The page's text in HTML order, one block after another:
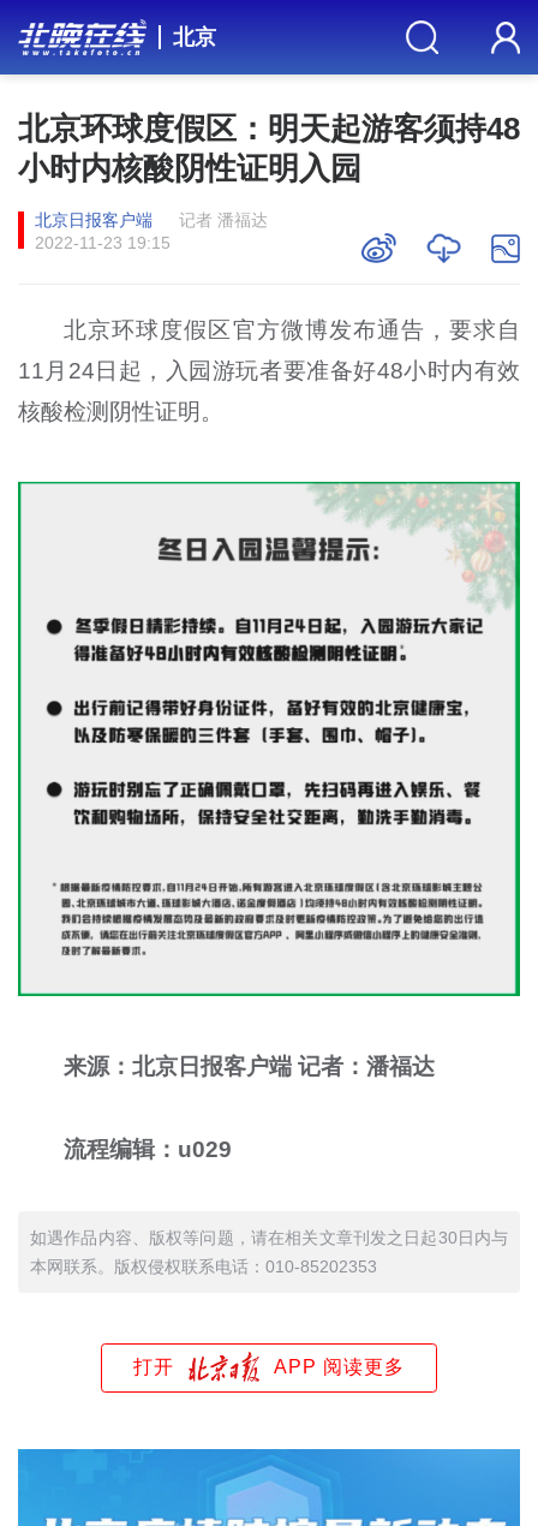
北京
北京环球度假区：明天起游客须持48
小时内核酸阴性证明入园
北京日报客户端
记者 潘福达
2022-11-23 19:15
北京环球度假区官方微博发布通告，要求自
11月24日起，入园游玩者要准备好48小时内有效
核酸检测阴性证明。
来源：北京日报客户端 记者：潘福达
流程编辑：u029
如遇作品内容、版权等问题，请在相关文章刊发之日起30日内与
本网联系。版权侵权联系电话：010-85202353
打开 APP 阅读更多